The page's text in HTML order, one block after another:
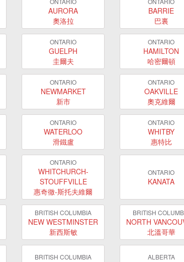
AURORA
奧洛拉
BARRIE
巴裏
ONTARIO
GUELPH
圭爾夫
ONTARIO
HAMILTON
哈密爾頓
ONTARIO
NEWMARKET
新市
ONTARIO
OAKVILLE
奧克維爾
ONTARIO
WATERLOO
滑鐵盧
ONTARIO
WHITBY
惠特比
ONTARIO
WHITCHURCH-
STOUFFVILLE
惠奇徹-斯托夫維爾
ONTARIO
KANATA
BRITISH COLUMBIA
NEW WESTMINSTER
新西斯敏
BRITISH
NORTH
北溫哥華
BRITISH COLUMBIA ALBERTA